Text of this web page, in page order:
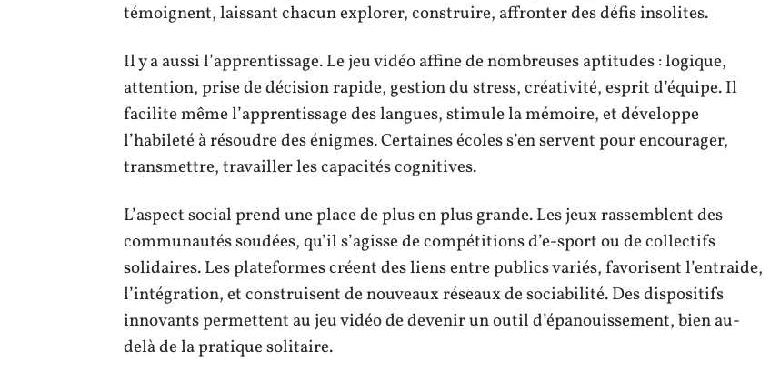
témoignent, laissant chacun explorer, construire, affronter des défis insolites.
Il y a aussi l’apprentissage. Le jeu vidéo affine de nombreuses aptitudes : logique,
attention, prise de décision rapide, gestion du stress, créativité, esprit d’équipe. Il
facilite même l’apprentissage des langues, stimule la mémoire, et développe
l’habileté à résoudre des énigmes. Certaines écoles s’en servent pour encourager,
transmettre, travailler les capacités cognitives.
L’aspect social prend une place de plus en plus grande. Les jeux rassemblent des
communautés soudées, qu’il s’agisse de compétitions d’e-sport ou de collectifs
solidaires. Les plateformes créent des liens entre publics variés, favorisent l’entraide,
l’intégration, et construisent de nouveaux réseaux de sociabilité. Des dispositifs
innovants permettent au jeu vidéo de devenir un outil d’épanouissement, bien au-
delà de la pratique solitaire.